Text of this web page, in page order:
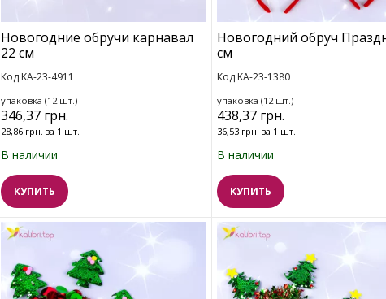
Новогодние обручи карнавал
22 см
Код KA-23-4911
упаковка (12 шт.)
346,37 грн.
28,86 грн. за 1 шт.
В наличии
КУПИТЬ
Новогодний обруч
см
Код KA-23-1380
упаковка (12 шт.)
438,37 грн.
36,53 грн. за 1 шт.
В наличии
КУПИТЬ